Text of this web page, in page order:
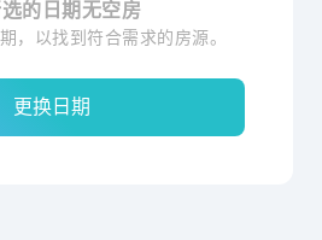
的日期无空房
，以找到符合需求的房源。
更换日期